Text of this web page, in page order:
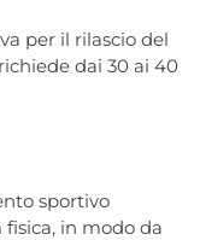
per il rilascio del
dai 30 ai 40
sportivo
in modo da